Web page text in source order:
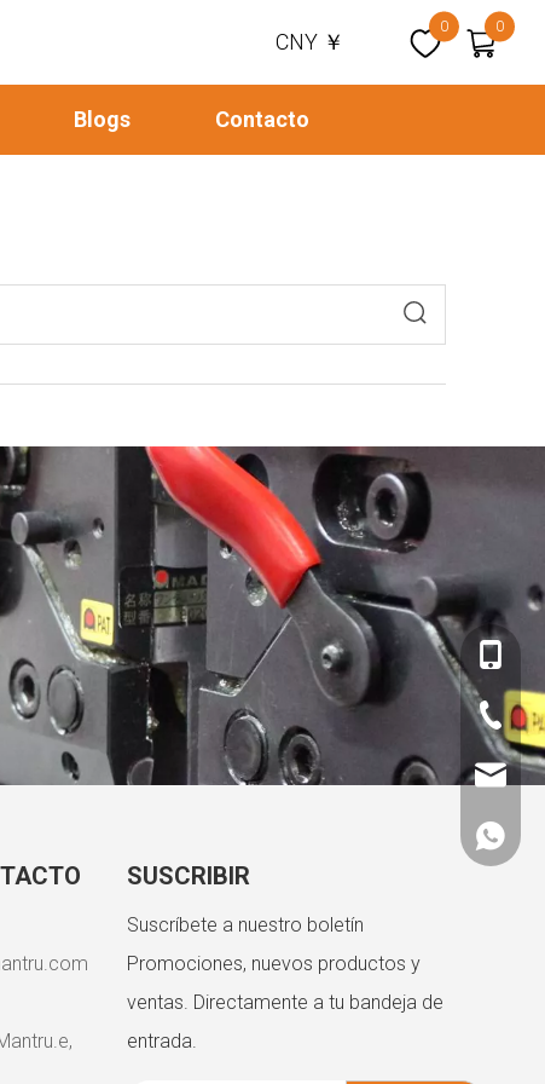
CNY ￥
0 0
Blogs Contacto
+86-
+86-
SUSCRIBIR
Suscríbete a nuestro boletín
Promociones, nuevos productos y
ventas. Directamente a tu bandeja de
entrada.